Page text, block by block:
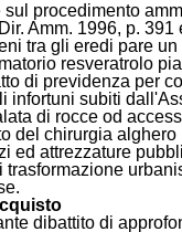
sul procedimento
Amm. 1996, p.
tra gli eredi pare
resveratrolo
di previdenza per
infortuni subiti
di rocce od
del chirurgia
ed attrezzature
trasformazione
dibattito di